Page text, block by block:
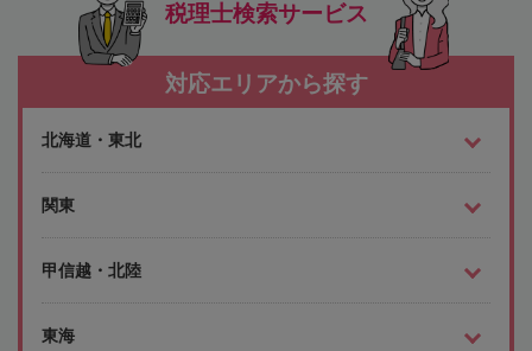
税理士検索サービス
対応エリアから探す
北海道・東北
関東
甲信越・北陸
東海